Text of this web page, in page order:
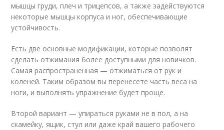
мышцы груди, плеч и трицепсов, а также задействуются
некоторые мышцы корпуса и ног, обеспечивающие
устойчивость.
Есть две основные модификации, которые позволят
сделать отжимания более доступными для новичков.
Самая распространенная — отжиматься от рук и
коленей. Таким образом вы перенесете часть веса на
ноги, и выполнять упражнение будет проще.
Второй вариант — упираться руками не в пол, а на
скамейку, ящик, стул или даже край вашего рабочего